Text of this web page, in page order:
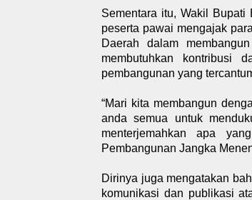
Sementara itu, Wakil Bupati
peserta pawai mengajak
Daerah dalam
membutuhkan kontribusi
pembangunan yang
“Mari kita membangun
anda semua untuk
menterjemahkan apa
Pembangunan Jangka
Dirinya juga mengatakan
komunikasi dan publikasi